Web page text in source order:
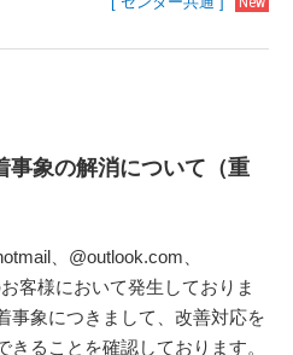
事象の解消について（重
、@outlook.com、
客様において発生しておりま
事象につきまして、改善対応を
ることを確認しております。